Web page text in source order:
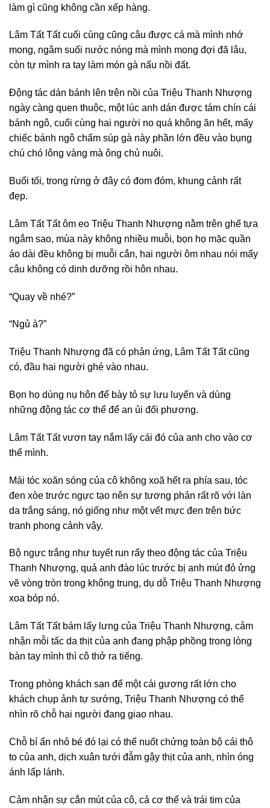
làm gì cũng không cần xếp hàng.
Lâm Tất Tất cuối cùng cũng câu được cá mà mình nhớ
mong, ngâm suối nước nóng mà mình mong đợi đã lâu,
còn tự mình ra tay làm món gà nấu nồi đất.
Động tác dán bánh lên trên nồi của Triệu Thanh Nhượng
ngày càng quen thuộc, một lúc anh dán được tám chín cái
bánh ngô, cuối cùng hai người no quá không ăn hết, mấy
chiếc bánh ngô chấm súp gà này phần lớn đều vào bụng
chú chó lông vàng mà ông chủ nuôi.
Buổi tối, trong rừng ở đây có đom đóm, khung cảnh rất
đẹp.
Lâm Tất Tất ôm eo Triệu Thanh Nhượng nằm trên ghế tựa
ngắm sao, mùa này không nhiều muỗi, bọn họ mặc quần
áo dài đều không bị muỗi cắn, hai người ôm nhau nói mấy
câu không có dinh dưỡng rồi hôn nhau.
“Quay về nhé?”
“Ngủ à?”
Triệu Thanh Nhượng đã có phản ứng, Lâm Tất Tất cũng
có, đầu hai người ghé vào nhau.
Bọn họ dùng nụ hôn để bày tỏ sự lưu luyến và dùng
những động tác cơ thể để an ủi đối phương.
Lâm Tất Tất vươn tay nắm lấy cái đó của anh cho vào cơ
thể mình.
Mái tóc xoăn sóng của cô không xoã hết ra phía sau, tóc
đen xòe trước ngực tạo nên sự tương phản rất rõ với làn
da trắng sáng, nó giống như một vết mực đen trên bức
tranh phong cảnh vậy.
Bộ ngực trắng như tuyết run rẩy theo động tác của Triệu
Thanh Nhượng, quả anh đào lúc trước bị anh mút đỏ ửng
vẽ vòng tròn trong không trung, dụ dỗ Triệu Thanh Nhượng
xoa bóp nó.
Lâm Tất Tất bám lấy lưng của Triệu Thanh Nhượng, cảm
nhận mỗi tấc da thịt của anh đang phập phồng trong lòng
bàn tay mình thì cô thở ra tiếng.
Trong phòng khách sạn để một cái gương rất lớn cho
khách chụp ảnh tự sướng, Triệu Thanh Nhượng có thể
nhìn rõ chỗ hai người đang giao nhau.
Chỗ bí ẩn nhỏ bé đó lại có thể nuốt chửng toàn bộ cái thô
to của anh, dịch xuân tưới đẫm gậy thịt của anh, nhìn óng
ánh lấp lánh.
Cảm nhận sự cắn mút của cô, cả cơ thể và trái tim của